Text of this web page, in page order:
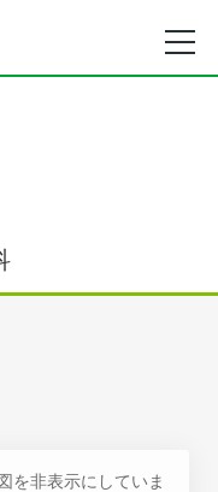
を非表示にしていま